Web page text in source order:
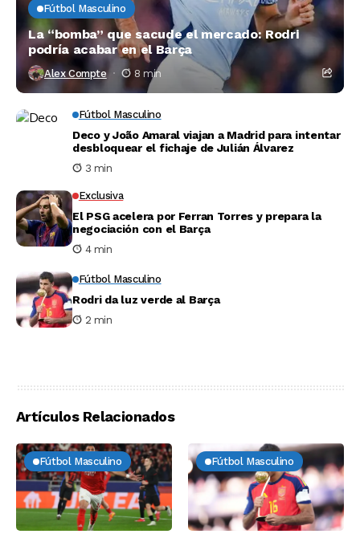
Fútbol Masculino
La “bomba” que sacude el mercado: Rodri
podría acabar en el Barça
Alex Compte 8 min
Fútbol Masculino
Deco y João Amaral viajan a Madrid para intentar
desbloquear el fichaje de Julián Álvarez
3 min
Exclusiva
El PSG acelera por Ferran Torres y prepara la
negociación con el Barça
4 min
Fútbol Masculino
Rodri da luz verde al Barça
2 min
Artículos Relacionados
Fútbol Masculino Fútbol Masculino